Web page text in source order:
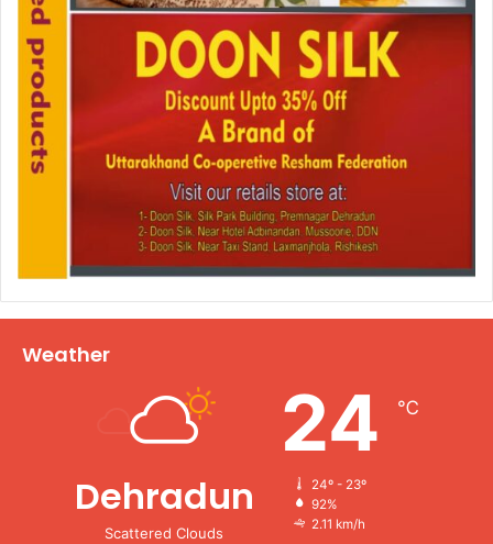
Weather
Dehradun
Scattered Clouds
24 ℃
24º - 23º
92%
2.11 km/h